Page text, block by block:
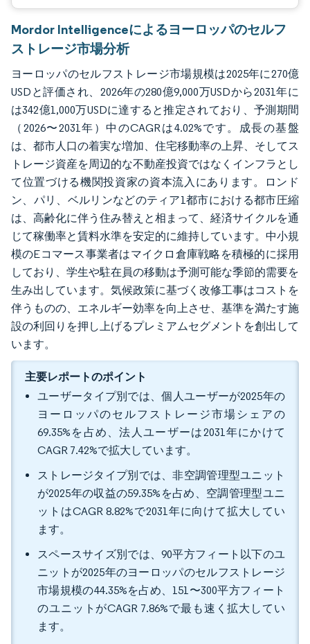
Mordor Intelligenceによるヨーロッパのセルフ
ストレージ市場分析
ヨーロッパのセルフストレージ市場規模は2025年に270億
USDと評価され、2026年の280億9,000万USDから2031年に
は342億1,000万USDに達すると推定されており、予測期間
（2026〜2031年）中のCAGRは4.02%です。成長の基盤
は、都市人口の着実な増加、住宅移動率の上昇、そしてス
トレージ資産を周辺的な不動産投資ではなくインフラとし
て位置づける機関投資家の資本流入にあります。ロンド
ン、パリ、ベルリンなどのティア1都市における都市圧縮
は、高齢化に伴う住み替えと相まって、経済サイクルを通
じて稼働率と賃料水準を安定的に維持しています。中小規
模のEコマース事業者はマイクロ倉庫戦略を積極的に採用
しており、学生や駐在員の移動は予測可能な季節的需要を
生み出しています。気候政策に基づく改修工事はコストを
伴うものの、エネルギー効率を向上させ、基準を満たす施
設の利回りを押し上げるプレミアムセグメントを創出して
います。
主要レポートのポイント
ユーザータイプ別では、個人ユーザーが2025年の
ヨーロッパのセルフストレージ市場シェアの
69.35%を占め、法人ユーザーは2031年にかけて
CAGR 7.42%で拡大しています。
ストレージタイプ別では、非空調管理型ユニット
が2025年の収益の59.35%を占め、空調管理型ユニ
ットはCAGR 8.82%で2031年に向けて拡大してい
ます。
スペースサイズ別では、90平方フィート以下のユ
ニットが2025年のヨーロッパのセルフストレージ
市場規模の44.35%を占め、151〜300平方フィート
のユニットがCAGR 7.86%で最も速く拡大してい
ます。